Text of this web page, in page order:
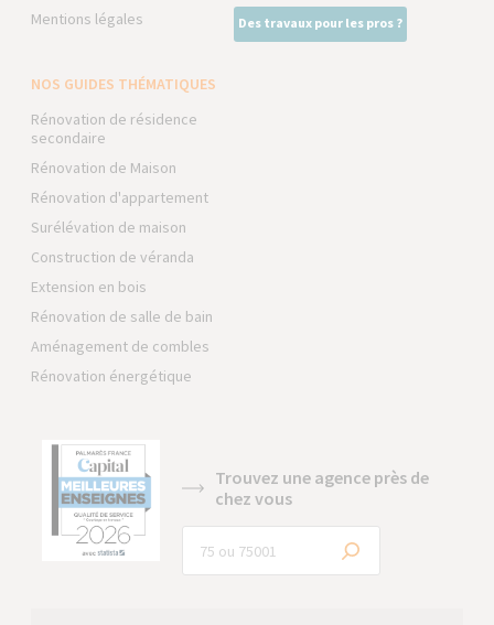
Mentions légales
Des travaux pour les pros ?
NOS GUIDES THÉMATIQUES
Rénovation de résidence
secondaire
Rénovation de Maison
Rénovation d'appartement
Surélévation de maison
Construction de véranda
Extension en bois
Rénovation de salle de bain
Aménagement de combles
Rénovation énergétique
Trouvez une agence près de
chez vous